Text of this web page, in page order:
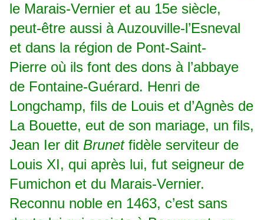
le Marais-Vernier et au 15e siècle,
peut-être aussi à Auzouville-l’Esneval
et dans la région de Pont-Saint-
Pierre où ils font des dons à l’abbaye
de Fontaine-Guérard. Henri de
Longchamp, fils de Louis et d’Agnès de
La Bouette, eut de son mariage, un fils,
Jean Ier dit Brunetfidèle serviteur de
Louis XI, qui après lui, fut seigneur de
Fumichon et du Marais-Vernier.
Reconnu noble en 1463, c’est sans